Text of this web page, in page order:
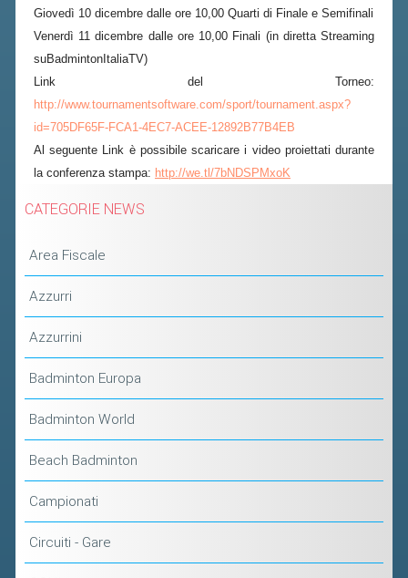
Giovedì 10 dicembre dalle ore 10,00 Quarti di Finale e Semifinali
Venerdì 11 dicembre dalle ore 10,00 Finali (in diretta Streaming
suBadmintonItaliaTV)
Link del Torneo:
http://www.tournamentsoftware.com/sport/tournament.aspx?
id=705DF65F-FCA1-4EC7-ACEE-12892B77B4EB
Al seguente Link è possibile scaricare i video proiettati durante
la conferenza stampa: http://we.tl/7bNDSPMxoK
CATEGORIE NEWS
Area Fiscale
Azzurri
Azzurrini
Badminton Europa
Badminton World
Beach Badminton
Campionati
Circuiti - Gare
2018